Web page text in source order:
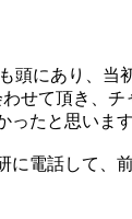
にあり、当
せて頂き、チ
たと思いま
電話して、